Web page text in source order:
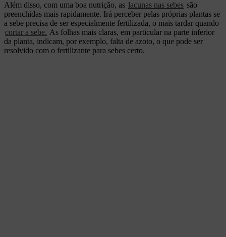
Além disso, com uma boa nutrição, as lacunas nas sebes são
preenchidas mais rapidamente. Irá perceber pelas próprias plantas se
a sebe precisa de ser especialmente fertilizada, o mais tardar quando
cortar a sebe. As folhas mais claras, em particular na parte inferior
da planta, indicam, por exemplo, falta de azoto, o que pode ser
resolvido com o fertilizante para sebes certo.